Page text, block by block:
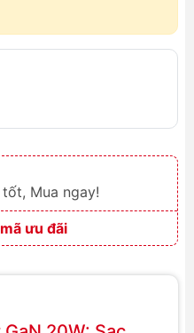
Mua ngay!
ưu đãi